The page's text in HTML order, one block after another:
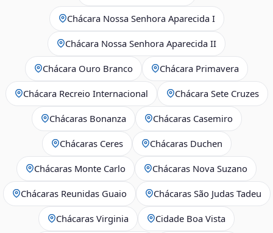
Chácara Nossa Senhora Aparecida I
Chácara Nossa Senhora Aparecida II
Chácara Ouro Branco Chácara Primavera
Chácara Recreio Internacional Chácara Sete Cruzes
Chácaras Bonanza Chácaras Casemiro
Chácaras Ceres Chácaras Duchen
Chácaras Monte Carlo Chácaras Nova Suzano
Chácaras Reunidas Guaio Chácaras São Judas Tadeu
Chácaras Virginia Cidade Boa Vista